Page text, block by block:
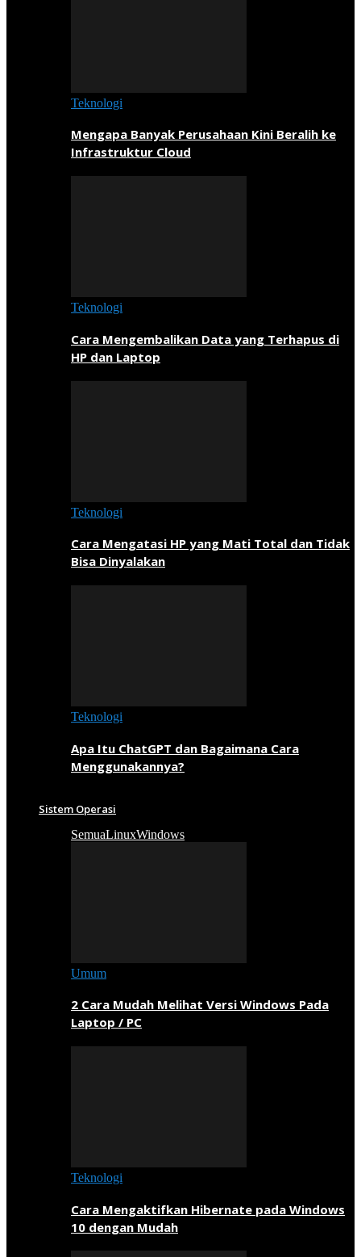
Teknologi
Mengapa Banyak Perusahaan Kini Beralih ke
Infrastruktur Cloud
Teknologi
Cara Mengembalikan Data yang Terhapus di
HP dan Laptop
Teknologi
Cara Mengatasi HP yang Mati Total dan Tidak
Bisa Dinyalakan
Teknologi
Apa Itu ChatGPT dan Bagaimana Cara
Menggunakannya?
Sistem Operasi
SemuaLinuxWindows
Umum
2 Cara Mudah Melihat Versi Windows Pada
Laptop / PC
Teknologi
Cara Mengaktifkan Hibernate pada Windows
10 dengan Mudah